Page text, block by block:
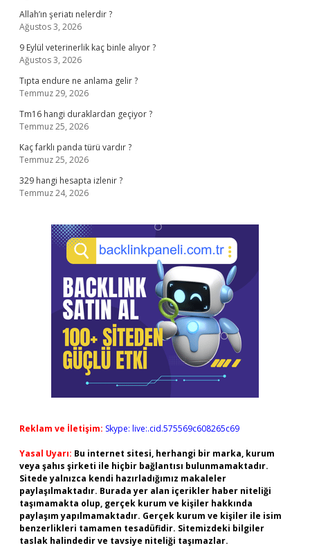
Allah’ın şeriatı nelerdir ?
Ağustos 3, 2026
9 Eylül veterinerlik kaç binle alıyor ?
Ağustos 3, 2026
Tıpta endure ne anlama gelir ?
Temmuz 29, 2026
Tm16 hangi duraklardan geçiyor ?
Temmuz 25, 2026
Kaç farklı panda türü vardır ?
Temmuz 25, 2026
329 hangi hesapta izlenir ?
Temmuz 24, 2026
Reklam ve İletişim: Skype: live:.cid.575569c608265c69
Yasal Uyarı: Bu internet sitesi, herhangi bir marka, kurum
veya şahıs şirketi ile hiçbir bağlantısı bulunmamaktadır.
Sitede yalnızca kendi hazırladığımız makaleler
paylaşılmaktadır. Burada yer alan içerikler haber niteliği
taşımamakta olup, gerçek kurum ve kişiler hakkında
paylaşım yapılmamaktadır. Gerçek kurum ve kişiler ile isim
benzerlikleri tamamen tesadüfidir. Sitemizdeki bilgiler
taslak halindedir ve tavsiye niteliği taşımazlar.